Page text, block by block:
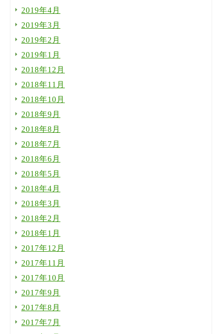
2019年4月
2019年3月
2019年2月
2019年1月
2018年12月
2018年11月
2018年10月
2018年9月
2018年8月
2018年7月
2018年6月
2018年5月
2018年4月
2018年3月
2018年2月
2018年1月
2017年12月
2017年11月
2017年10月
2017年9月
2017年8月
2017年7月